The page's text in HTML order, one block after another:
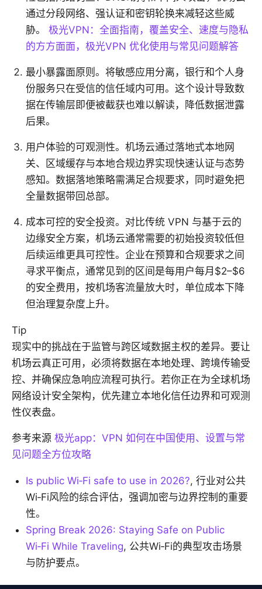
通过分段网络、强认证和密钥轮换来减轻这些威
胁。 极光VPN：全面指南，覆盖安全、速度与隐私
的方方面面，极光VPN 优化使用与常见问题解答
最小暴露面原则。将敏感应用分离，银行和个人身
份服务只在受信的信任域内可用。这个设计导致数
据在传输层即便被截获也难以解读，降低数据泄露
后果。
用户体验的可观测性。机场云通过落地式本地网
关、区域缓存与本地合规边界实现快速认证与态势
感知。数据落地策略需满足合规要求，同时避免把
全量数据带回总部。
成本可控的安全投资。对比传统 VPN 与基于云的
边缘安全方案，机场云通常需要的初始投资较低但
后续运维更具可控性。企业在预算和合规要求之间
寻求平衡点，通常见到的区间是每用户每月$2–$6
的安全费用，按机场客流量放大时，单位成本下降
但治理复杂度上升。
Tip
现实中的挑战在于监管与跨区域数据主权的差异。要让
机场云真正可用，必须将数据在本地处理、跨境传输受
控、并确保应急响应流程可执行。若你正在为全球机场
网络设计安全架构，优先建立本地化信任边界和可观测
性仪表盘。
参考来源 极光app：VPN 如何在中国使用、设置与常
见问题全方位攻略
Is public Wi‑Fi safe to use in 2026?, 行业对公共
Wi‑Fi风险的综合评估，强调加密与边界控制的重要
性。
Spring Break 2026: Staying Safe on Public
Wi‑Fi While Traveling, 公共Wi‑Fi的典型攻击场景
与防护要点。